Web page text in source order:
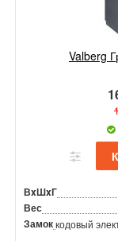
Valberg
ВxШxГ
Вес
Замоккодовый